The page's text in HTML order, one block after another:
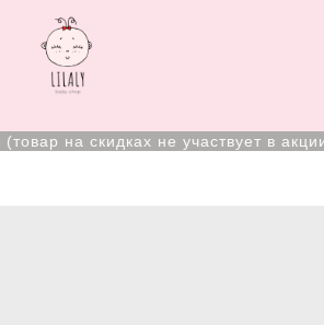
на скидках не участвует в акции)